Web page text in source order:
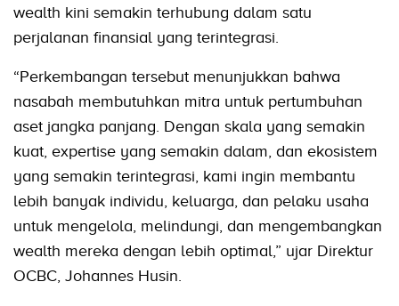
wealth kini semakin terhubung dalam satu
perjalanan finansial yang terintegrasi.
“Perkembangan tersebut menunjukkan bahwa
nasabah membutuhkan mitra untuk pertumbuhan
aset jangka panjang. Dengan skala yang semakin
kuat, expertise yang semakin dalam, dan ekosistem
yang semakin terintegrasi, kami ingin membantu
lebih banyak individu, keluarga, dan pelaku usaha
untuk mengelola, melindungi, dan mengembangkan
wealth mereka dengan lebih optimal,” ujar Direktur
OCBC, Johannes Husin.